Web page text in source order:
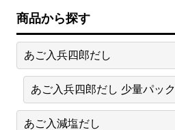
商品から探す
あご入兵四郎だし
あご入兵四郎だし 少量パック
あご入減塩だし